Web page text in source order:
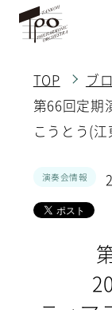
TOP
ブ
第66回定期
こうとう(
演奏会情報